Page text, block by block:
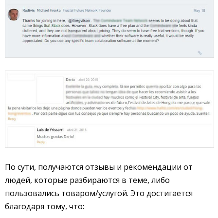
По сути, получаются отзывы и рекомендации от
людей, которые разбираются в теме, либо
пользовались товаром/услугой. Это достигается
благодаря тому, что: